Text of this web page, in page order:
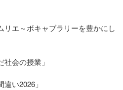
エ～ボキャブラリーを豊かにし
会の授業」
い2026」